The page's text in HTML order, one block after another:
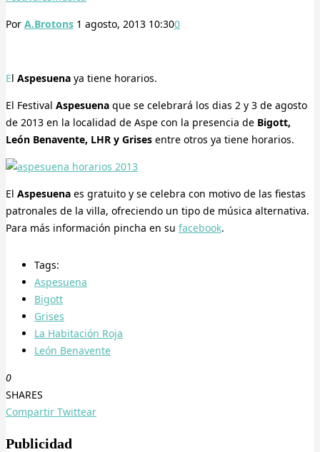
Por A.Brotons 1 agosto, 2013 10:300
El Aspesuena ya tiene horarios.
El Festival Aspesuena que se celebrará los dias 2 y 3 de agosto
de 2013 en la localidad de Aspe con la presencia de Bigott,
León Benavente, LHR y Grises entre otros ya tiene horarios.
El Aspesuena es gratuito y se celebra con motivo de las fiestas
patronales de la villa, ofreciendo un tipo de música alternativa.
Para más información pincha en su facebook.
Tags:
Aspesuena
Bigott
Grises
La Habitación Roja
León Benavente
0
SHARES
Compartir Twittear
Publicidad